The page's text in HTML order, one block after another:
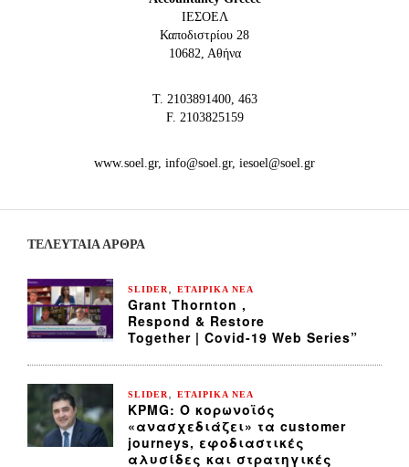
IEΣΟΕΛ
Καποδιστρίου 28
10682, Αθήνα
Τ. 2103891400, 463
F. 2103825159
www.soel.gr, info@soel.gr, iesoel@soel.gr
ΤΕΛΕΥΤΑΙΑ ΆΡΘΡΑ
SLIDER ΕΤΑΙΡΙΚΑ ΝΕΑ
Grant Thornton ,
Respond & Restore
Together | Covid-19 Web Series”
SLIDER ΕΤΑΙΡΙΚΑ ΝΕΑ
KPMG: Ο κορωνοϊός
«ανασχεδιάζει» τα customer
journeys, εφοδιαστικές
αλυσίδες και στρατηγικές